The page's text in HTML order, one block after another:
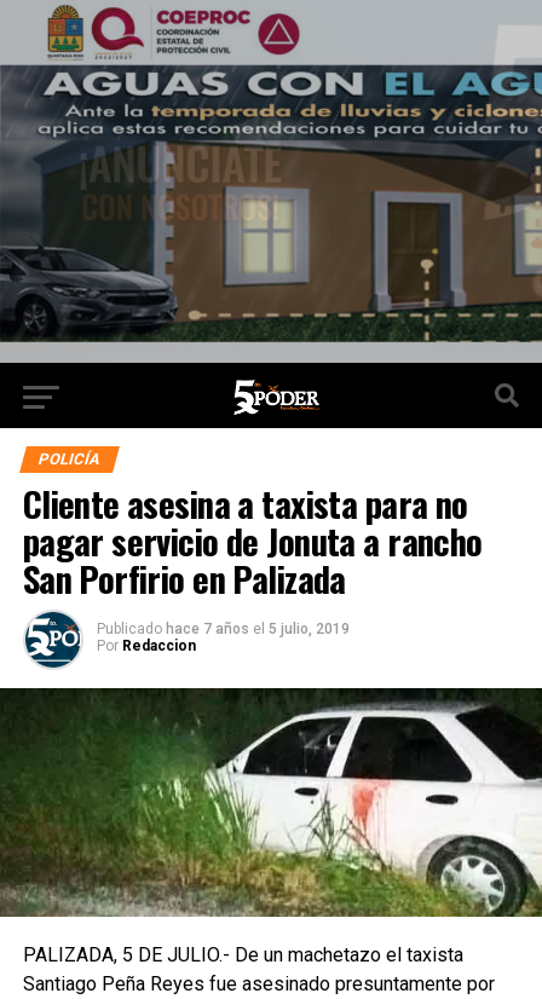
POLICÍA
Cliente asesina a taxista para no
pagar servicio de Jonuta a rancho
San Porfirio en Palizada
Publicado hace 7 años el 5 julio, 2019
Por Redaccion
PALIZADA, 5 DE JULIO.- De un machetazo el taxista
Santiago Peña Reyes fue asesinado presuntamente por